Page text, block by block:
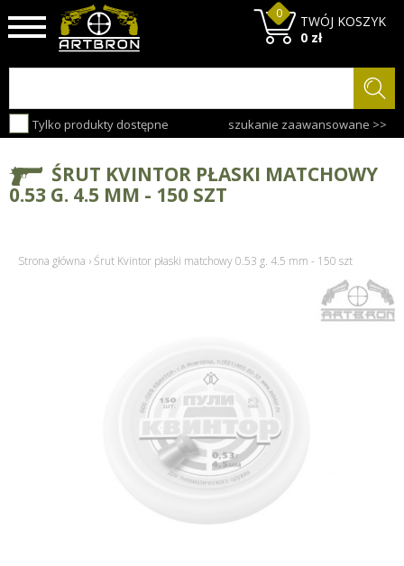
Tylko produkty dostępne szukanie zaawansowane >>
TWÓJ KOSZYK
0
0 zł
ŚRUT KVINTOR PŁASKI MATCHOWY
0.53 G. 4.5 MM - 150 SZT
Strona główna › Śrut Kvintor płaski matchowy 0.53 g. 4.5 mm - 150 szt